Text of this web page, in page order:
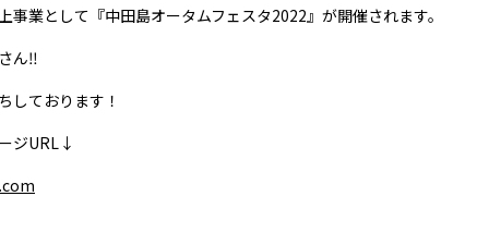
事業として『中田島オータムフェスタ2022』が開催されます。
ん‼
しております！
ジURL↓